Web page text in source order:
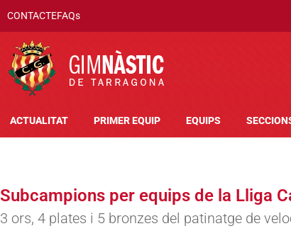
CONTACTEFAQs
ACTUALITAT PRIMER EQUIP EQUIPS
Subcampions per equips de la Lliga
3 ors, 4 plates i 5 bronzes del patinatge de